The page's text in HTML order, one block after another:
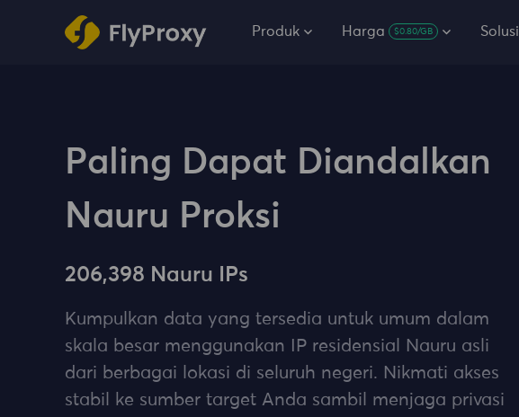
Produk Harga $0.80/GB Solusi
Paling Dapat Diandalkan
Nauru Proksi
206,398 Nauru IPs
Kumpulkan data yang tersedia untuk umum dalam
skala besar menggunakan IP residensial Nauru asli
dari berbagai lokasi di seluruh negeri. Nikmati akses
stabil ke sumber target Anda sambil menjaga privasi